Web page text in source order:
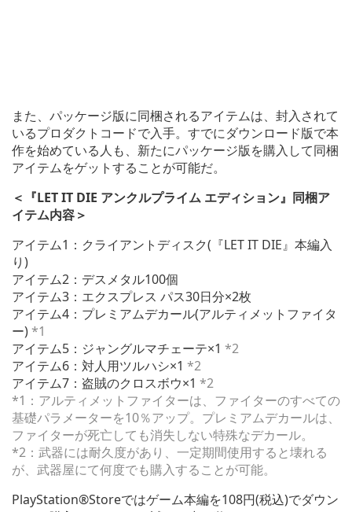
また、パッケージ版に同梱されるアイテムは、封入されて
いるプロダクトコードで入手。すでにダウンロード版で本
作を始めている人も、新たにパッケージ版を購入して同梱
アイテムをゲットすることが可能だ。
＜『LET IT DIE アンクルプライム エディション』同梱ア
イテム内容＞
アイテム1：クライアントディスク(『LET IT DIE』本編入
り)
アイテム2：デスメタル100個
アイテム3：エクスプレス パス30日分×2枚
アイテム4：プレミアムデカール(アルティメットファイタ
ー)*1
アイテム5：ジャングルマチェーテ×1 *2
アイテム6：対人用ツルハシ×1 *2
アイテム7：盗賊のクロスボウ×1 *2
*1：アルティメットファイターは、ファイターのすべての
基礎パラメーターを10％アップ。プレミアムデカールは、
ファイターが死亡しても消失しない特殊なデカール。
*2：武器には耐久度があり、一定期間使用すると壊れる
が、武器屋にて何度でも購入することが可能。
PlayStation®Storeではゲーム本編を108円(税込)でダウン